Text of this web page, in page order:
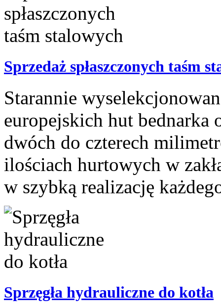
Sprzedaż spłaszczonych taśm
Starannie
europejskich hut bednarka
dwóch do czterech
ilościach hurtowych w
w szybką realizację
Sprzęgła hydrauliczne do kotła